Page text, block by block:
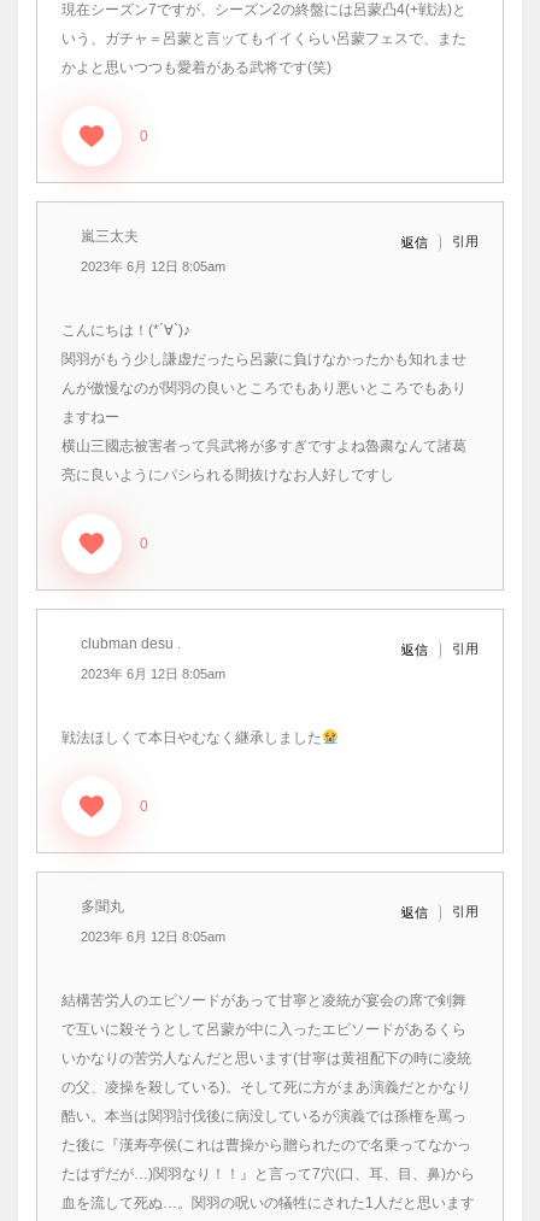
現在シーズン7ですが、シーズン2の終盤には呂蒙凸4(+戦法)と
いう、ガチャ＝呂蒙と言ッてもイイくらい呂蒙フェスで、また
かよと思いつつも愛着がある武将です(笑)
0
嵐三太夫
2023年 6月 12日 8:05am
返信 引用
こんにちは！(*´∀`)♪
関羽がもう少し謙虚だったら呂蒙に負けなかったかも知れませ
んが傲慢なのが関羽の良いところでもあり悪いところでもあり
ますねー
横山三國志被害者って呉武将が多すぎですよね魯粛なんて諸葛
亮に良いようにパシられる間抜けなお人好しですし
0
clubman desu .
2023年 6月 12日 8:05am
返信 引用
戦法ほしくて本日やむなく継承しました
0
多聞丸
2023年 6月 12日 8:05am
返信 引用
結構苦労人のエピソードがあって甘寧と凌統が宴会の席で剣舞
で互いに殺そうとして呂蒙が中に入ったエピソードがあるくら
いかなりの苦労人なんだと思います(甘寧は黄祖配下の時に凌統
の父、凌操を殺している)。そして死に方がまあ演義だとかなり
酷い。本当は関羽討伐後に病没しているが演義では孫権を罵っ
た後に『漢寿亭侯(これは曹操から贈られたので名乗ってなかっ
たはずだが…)関羽なり！！』と言って7穴(口、耳、目、鼻)から
血を流して死ぬ…。関羽の呪いの犠牲にされた1人だと思います